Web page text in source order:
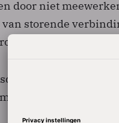
door niet
storende
is tastbaar. 80
komt uit op